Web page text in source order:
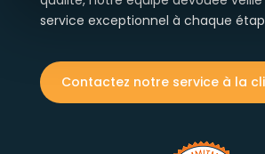
service exceptionnel à chaque
Contactez notre service à la